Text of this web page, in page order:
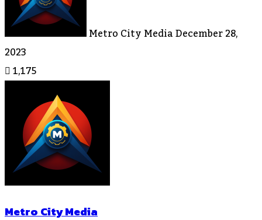
Metro City MediaDecember 28,
2023
1,175
Metro City Media